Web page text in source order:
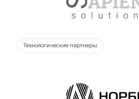
Технологические партнеры